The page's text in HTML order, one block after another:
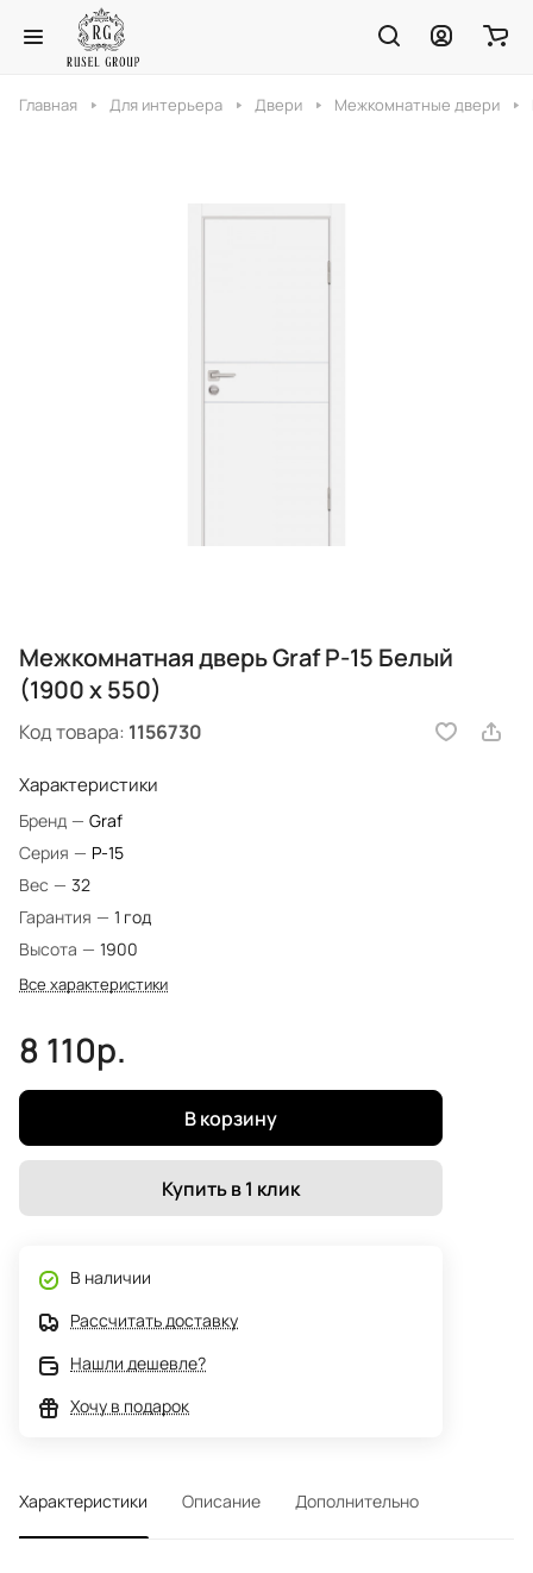
Главная Для интерьера Двери Межкомнатные двери
Межкомнатная дверь Graf P-15 Белый
(1900 х 550)
Код товара: 1156730
Характеристики
Бренд — Graf
Серия — P-15
Вес — 32
Гарантия — 1 год
Высота — 1900
Все характеристики
8 110р.
В корзину
Купить в 1 клик
В наличии
Рассчитать доставку
Нашли дешевле?
Хочу в подарок
Характеристики Описание Дополнительно